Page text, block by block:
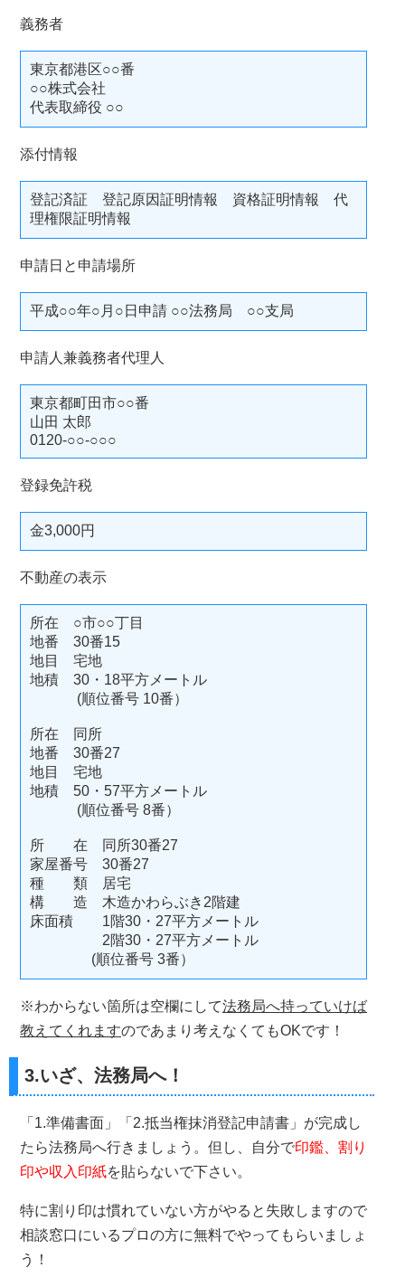
義務者
東京都港区○○番
○○株式会社
代表取締役 ○○
添付情報
登記済証 登記原因証明情報 資格証明情報 代
理権限証明情報
申請日と申請場所
平成○○年○月○日申請 ○○法務局 ○○支局
申請人兼義務者代理人
東京都町田市○○番
山田 太郎
0120-○○-○○○
登録免許税
金3,000円
不動産の表示
所在 ○市○○丁目
地番 30番15
地目 宅地
地積 30・18平方メートル
(順位番号 10番）
所在 同所
地番 30番27
地目 宅地
地積 50・57平方メートル
(順位番号 8番）
所 在 同所30番27
家屋番号 30番27
種 類 居宅
構 造 木造かわらぶき2階建
床面積 1階30・27平方メートル
2階30・27平方メートル
(順位番号 3番）
※わからない箇所は空欄にして法務局へ持っていけば
教えてくれますのであまり考えなくてもOKです！
3.いざ、法務局へ！
「1.準備書面」「2.抵当権抹消登記申請書」が完成し
たら法務局へ行きましょう。但し、自分で印鑑、割り
印や収入印紙を貼らないで下さい。
特に割り印は慣れていない方がやると失敗しますので
相談窓口にいるプロの方に無料でやってもらいましょ
う！